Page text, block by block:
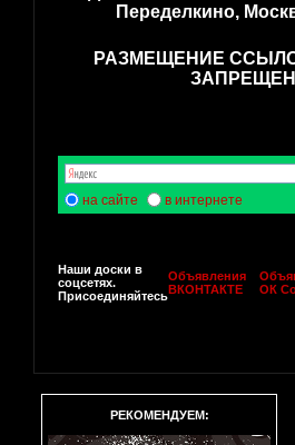
Переделкино,
РАЗМЕЩЕНИЕ
на сайте в интернете
Наши доски в
соцсетях.
Присоединяйтесь
Объявления
ВКОНТАКТЕ
ОК
РЕКОМЕНДУЕМ: